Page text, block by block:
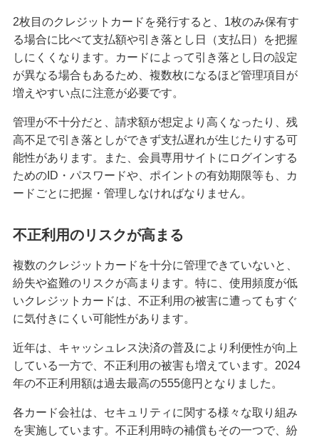
するためのポイントを分かりやすく紹介
クレジットカードの在籍確認とは？タイミングや
確認内容、対応方法を解説
ナンバーレスのクレジットカードとは？メリット
やデメリットを解説
みずほマイレージクラブカード（クレジットカ
ード）
みずほJCBデビット（デビットカード）
みずほWallet
J-Coin Pay
その他決済・支払いサービス
みずほダイレクト
2枚目のクレジットカードを発行すると、1枚のみ保有す
る場合に比べて支払額や引き落とし日（支払日）を把握
しにくくなります。カードによって引き落とし日の設定
が異なる場合もあるため、複数枚になるほど管理項目が
増えやすい点に注意が必要です。
管理が不十分だと、請求額が想定より高くなったり、残
高不足で引き落としができず支払遅れが生じたりする可
能性があります。また、会員専用サイトにログインする
ためのID・パスワードや、ポイントの有効期限等も、カ
ードごとに把握・管理しなければなりません。
不正利用のリスクが高まる
複数のクレジットカードを十分に管理できていないと、
紛失や盗難のリスクが高まります。特に、使用頻度が低
いクレジットカードは、不正利用の被害に遭ってもすぐ
に気付きにくい可能性があります。
近年は、キャッシュレス決済の普及により利便性が向上
している一方で、不正利用の被害も増えています。2024
年の不正利用額は過去最高の555億円となりました。
各カード会社は、セキュリティに関する様々な取り組み
を実施しています。不正利用時の補償もその一つで、紛